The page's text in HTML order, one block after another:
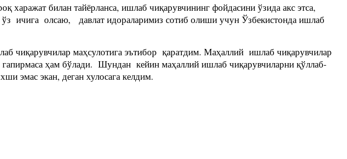
билан тайёрланса, ишлаб чиқарувчининг фойдасини ўзида акс этса,
ичига олсаю, давлат идораларимиз сотиб олиши учун Ўзбекистонда ишлаб
чиқарувчилар маҳсулотига эътибор қаратдим. Маҳаллий ишлаб чиқарувчилар
гапирмаса ҳам бўлади. Шундан кейин маҳаллий ишлаб чиқарувчиларни қўллаб-
эмас экан, деган хулосага келдим.